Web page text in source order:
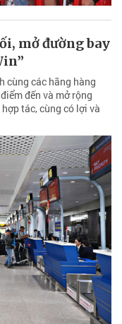
mở đường bay
cùng các hãng hàng
đến và mở rộng
tác, cùng có lợi và